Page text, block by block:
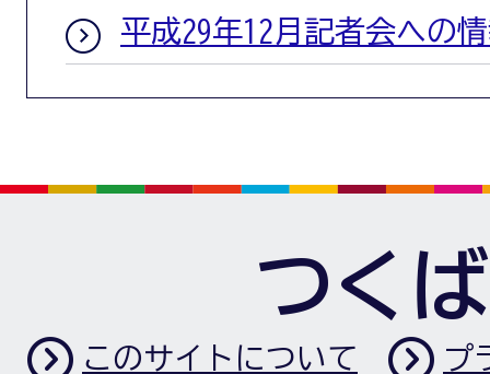
平成29年12月記者会への
つく
このサイトについて プ